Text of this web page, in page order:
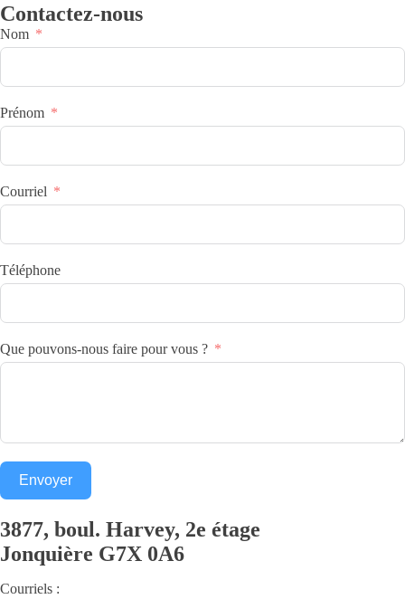
Contactez-nous
Nom
Prénom
Courriel
Téléphone
Que pouvons-nous faire pour vous ?
Envoyer
3877, boul. Harvey, 2e étage
Jonquière G7X 0A6
Courriels :